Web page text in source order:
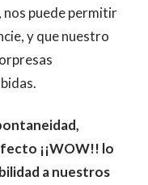
nos puede permitir
y que nuestro
¡¡WOW!! lo
a nuestros